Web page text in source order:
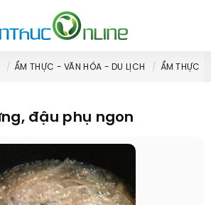
ẨM THỰC - VĂN HÓA - DU LỊCH ẨM THỰC
đậu phụ ngon